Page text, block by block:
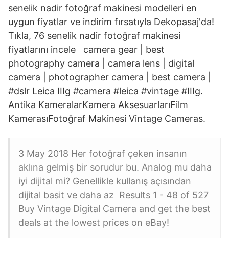
senelik nadir fotoğraf makinesi modelleri en
uygun fiyatlar ve indirim fırsatıyla Dekopasaj'da!
Tıkla, 76 senelik nadir fotoğraf makinesi
fiyatlarını incele camera gear | best
photography camera | camera lens | digital
camera | photographer camera | best camera |
#dslr Leica IIIg #camera #leica #vintage #IIIg.
Antika KameralarKamera AksesuarlarıFilm
KamerasıFotoğraf Makinesi Vintage Cameras.
3 May 2018 Her fotoğraf çeken insanın
aklına gelmiş bir sorudur bu. Analog mu daha
iyi dijital mi? Genellikle kullanış açısından
dijital basit ve daha az Results 1 - 48 of 527
Buy Vintage Digital Camera and get the best
deals at the lowest prices on eBay!